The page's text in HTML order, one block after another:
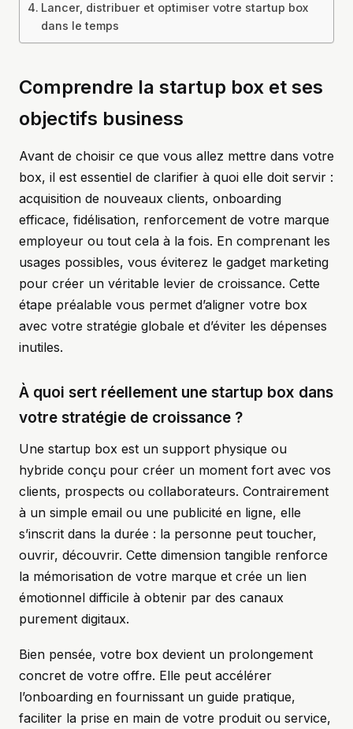
Lancer, distribuer et optimiser votre startup box
dans le temps
Comprendre la startup box et ses
objectifs business
Avant de choisir ce que vous allez mettre dans votre
box, il est essentiel de clarifier à quoi elle doit servir :
acquisition de nouveaux clients, onboarding
efficace, fidélisation, renforcement de votre marque
employeur ou tout cela à la fois. En comprenant les
usages possibles, vous éviterez le gadget marketing
pour créer un véritable levier de croissance. Cette
étape préalable vous permet d’aligner votre box
avec votre stratégie globale et d’éviter les dépenses
inutiles.
À quoi sert réellement une startup box dans
votre stratégie de croissance ?
Une startup box est un support physique ou
hybride conçu pour créer un moment fort avec vos
clients, prospects ou collaborateurs. Contrairement
à un simple email ou une publicité en ligne, elle
s’inscrit dans la durée : la personne peut toucher,
ouvrir, découvrir. Cette dimension tangible renforce
la mémorisation de votre marque et crée un lien
émotionnel difficile à obtenir par des canaux
purement digitaux.
Bien pensée, votre box devient un prolongement
concret de votre offre. Elle peut accélérer
l’onboarding en fournissant un guide pratique,
faciliter la prise en main de votre produit ou service,